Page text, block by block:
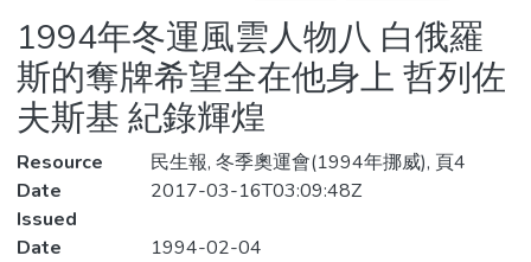
Statistics
1994年冬運風雲人物八 白俄羅
斯的奪牌希望全在他身上 哲列佐
夫斯基 紀錄輝煌
Resource
民生報, 冬季奧運會(1994年挪威), 頁4
Date
Issued
2017-03-16T03:09:48Z
Date
1994-02-04